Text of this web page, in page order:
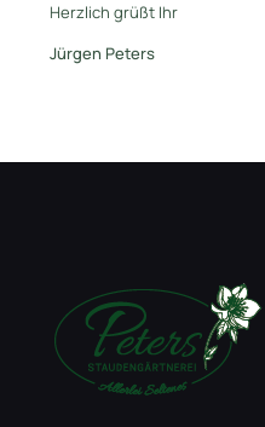
Herzlich grüßt Ihr
Jürgen Peters